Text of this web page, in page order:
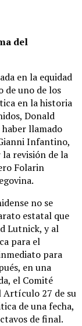
del
en la equidad
de uno de los
en la historia
Donald
llamado
Infantino,
revisión de la
Folarin
no se
estatal que
Lutnick, y al
para el
para
en una
el Comité
Artículo 27 de su
de una fecha,
de final.